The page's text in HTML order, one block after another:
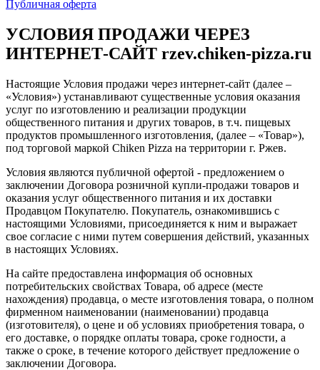
Публичная оферта
УСЛОВИЯ ПРОДАЖИ ЧЕРЕЗ
ИНТЕРНЕТ-САЙТ rzev.chiken-pizza.ru
Настоящие Условия продажи через интернет-сайт (далее –
«Условия») устанавливают существенные условия оказания
услуг по изготовлению и реализации продукции
общественного питания и других товаров, в т.ч. пищевых
продуктов промышленного изготовления, (далее – «Товар»),
под торговой маркой Chiken Pizza на территории г. Ржев.
Условия являются публичной офертой - предложением о
заключении Договора розничной купли-продажи товаров и
оказания услуг общественного питания и их доставки
Продавцом Покупателю. Покупатель, ознакомившись с
настоящими Условиями, присоединяется к ним и выражает
свое согласие с ними путем совершения действий, указанных
в настоящих Условиях.
На сайте предоставлена информация об основных
потребительских свойствах Товара, об адресе (месте
нахождения) продавца, о месте изготовления товара, о полном
фирменном наименовании (наименовании) продавца
(изготовителя), о цене и об условиях приобретения товара, о
его доставке, о порядке оплаты товара, сроке годности, а
также о сроке, в течение которого действует предложение о
заключении Договора.